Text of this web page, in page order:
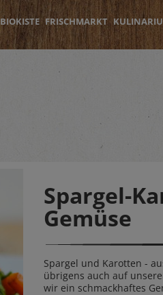
BIOKISTE FRISCHMARKT
Spargel-
Gemüse
Spargel und Karotten -
übrigens auch auf
wir ein schmackhaftes